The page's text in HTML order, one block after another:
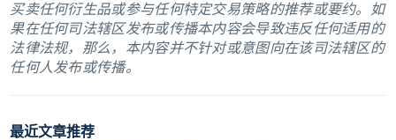
买卖任何衍生品或参与任何特定交易策略的推荐或要约。如
果在任何司法辖区发布或传播本内容会导致违反任何适用的
法律法规，那么，本内容并不针对或意图向在该司法辖区的
任何人发布或传播。
最近文章推荐